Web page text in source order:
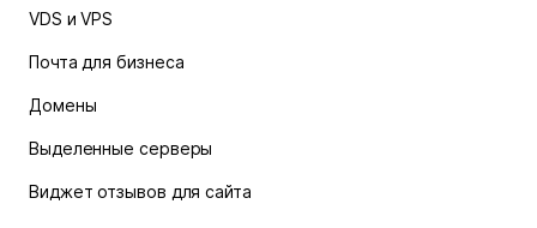
VDS и VPS
Почта для бизнеса
Домены
Выделенные серверы
Виджет отзывов для сайта